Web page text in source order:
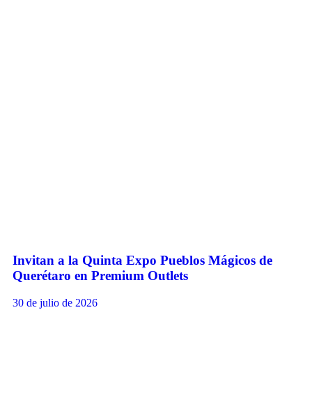
Invitan a la Quinta Expo Pueblos Mágicos de
Querétaro en Premium Outlets
30 de julio de 2026